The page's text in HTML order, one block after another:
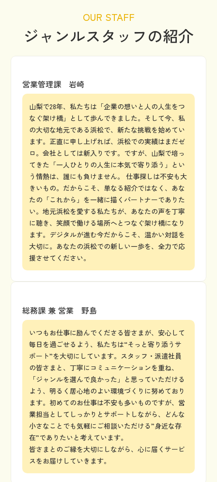
OUR STAFF
ジャンルスタッフの紹介
営業管理課 岩崎
山梨で28年、私たちは「企業の想いと人の人生をつ
なぐ架け橋」として歩んできました。そして今、私
の大切な地元である浜松で、新たな挑戦を始めてい
ます。正直に申し上げれば、浜松での実績はまだゼ
ロ。会社としては新入りです。ですが、山梨で培っ
てきた「一人ひとりの人生に本気で寄り添う」とい
う情熱は、誰にも負けません。 仕事探しは不安も大
きいもの。だからこそ、単なる紹介ではなく、あな
たの「これから」を一緒に描くパートナーでありた
い。地元浜松を愛する私たちが、あなたの声を丁寧
に聴き、笑顔で働ける場所へとつなぐ架け橋になり
ます。デジタルが進む今だからこそ、温かい対話を
大切に。あなたの浜松での新しい一歩を、全力で応
援させてください。
総務課 兼 営業 野島
いつもお仕事に励んでくださる皆さまが、安心して
毎日を過ごせるよう、私たちは“そっと寄り添うサ
ポート”を大切にしています。スタッフ・派遣社員
の皆さまと、丁寧にコミュニケーションを重ね、
「ジャンルを選んで良かった」と思っていただける
よう、明るく居心地のよい環境づくりに努めており
ます。初めてのお仕事は不安も多いものですが、営
業担当としてしっかりとサポートしながら、どんな
小さなことでも気軽にご相談いただける”身近な存
在”でありたいと考えています。
皆さまとのご縁を大切にしながら、心に届くサービ
スをお届けしていきます。